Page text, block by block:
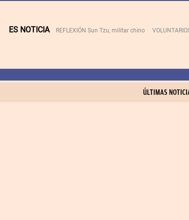
ES NOTICIA REFLEXIÓN Sun Tzu, militar chino
ÚLTIMAS